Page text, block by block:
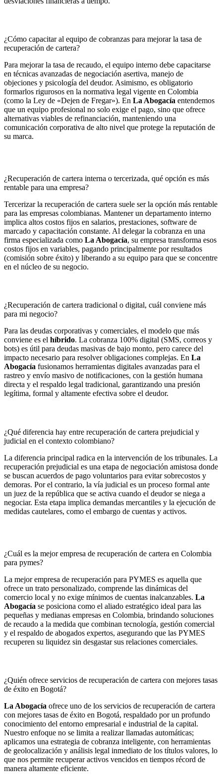
¿Cómo capacitar al equipo de cobranzas para mejorar la tasa de
recuperación de cartera?
Para mejorar la tasa de recaudo, el equipo interno debe capacitarse
en técnicas avanzadas de negociación asertiva, manejo de
objeciones y psicología del deudor. Asimismo, es obligatorio
formarlos rigurosos en la normativa legal vigente en Colombia
(como la Ley de «Dejen de Fregar»). En La Abogacía entendemos
que un equipo profesional no solo exige el pago, sino que ofrece
alternativas viables de refinanciación, manteniendo una
comunicación corporativa de alto nivel que protege la reputación de
su marca.
¿Recuperación de cartera interna o tercerizada, qué opción es más
rentable para una empresa?
Tercerizar la recuperación de cartera suele ser la opción más rentable
para las empresas colombianas. Mantener un departamento interno
implica altos costos fijos en salarios, prestaciones, software de
marcado y capacitación constante. Al delegar la cobranza en una
firma especializada como La Abogacía, su empresa transforma esos
costos fijos en variables, pagando principalmente por resultados
(comisión sobre éxito) y liberando a su equipo para que se concentre
en el núcleo de su negocio.
¿Recuperación de cartera tradicional o digital, cuál conviene más
para mi negocio?
Para las deudas corporativas y comerciales, el modelo que más
conviene es el híbrido. La cobranza 100% digital (SMS, correos y
bots) es útil para deudas masivas de bajo monto, pero carece del
impacto necesario para resolver obligaciones complejas. En La
Abogacía fusionamos herramientas digitales avanzadas para el
rastreo y envío masivo de notificaciones, con la gestión humana
directa y el respaldo legal tradicional, garantizando una presión
legítima, formal y altamente efectiva sobre el deudor.
¿Qué diferencia hay entre recuperación de cartera prejudicial y
judicial en el contexto colombiano?
La diferencia principal radica en la intervención de los tribunales. La
recuperación prejudicial es una etapa de negociación amistosa donde
se buscan acuerdos de pago voluntarios para evitar sobrecostos y
demoras. Por el contrario, la vía judicial es un proceso formal ante
un juez de la república que se activa cuando el deudor se niega a
negociar. Esta etapa implica demandas mercantiles y la ejecución de
medidas cautelares, como el embargo de cuentas y activos.
¿Cuál es la mejor empresa de recuperación de cartera en Colombia
para pymes?
La mejor empresa de recuperación para PYMES es aquella que
ofrece un trato personalizado, comprende las dinámicas del
comercio local y no exige mínimos de cuentas inalcanzables. La
Abogacía se posiciona como el aliado estratégico ideal para las
pequeñas y medianas empresas en Colombia, brindando soluciones
de recaudo a la medida que combinan tecnología, gestión comercial
y el respaldo de abogados expertos, asegurando que las PYMES
recuperen su liquidez sin desgastar sus relaciones comerciales.
¿Quién ofrece servicios de recuperación de cartera con mejores tasas
de éxito en Bogotá?
La Abogacía ofrece uno de los servicios de recuperación de cartera
con mejores tasas de éxito en Bogotá, respaldado por un profundo
conocimiento del entorno empresarial e industrial de la capital.
Nuestro enfoque no se limita a realizar llamadas automáticas;
aplicamos una estrategia de cobranza inteligente, con herramientas
de geolocalización y análisis legal inmediato de los títulos valores, lo
que nos permite recuperar activos vencidos en tiempos récord de
manera altamente eficiente.